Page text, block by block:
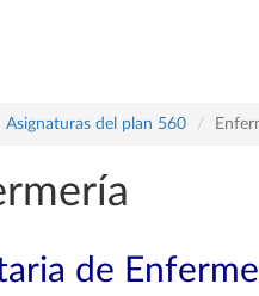
Asignaturas del plan 560
de